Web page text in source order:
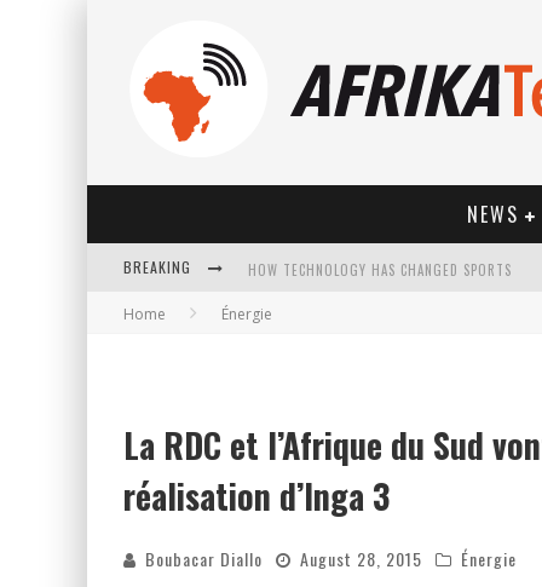
NEWS
BREAKING HOW TECHNOLOGY HAS CHANGED SPORTS
Home Énergie
La RDC et l’Afrique du Sud
réalisation d’Inga 3
Boubacar Diallo August 28, 2015 Énergie